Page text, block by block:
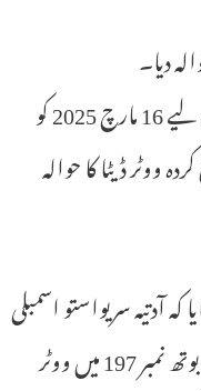
دیا۔
ایل او پی نے اپنے دعوؤں کی تائید کے لیے 16 مارچ 2025 کو
ووٹر ڈیٹا کا حوالہ
آدتیہ سریواستو اسمبلی
حلقہ 158 جوگیشوری ایسٹ، ممبئی کے بوتھ نمبر 197 میں ووٹر